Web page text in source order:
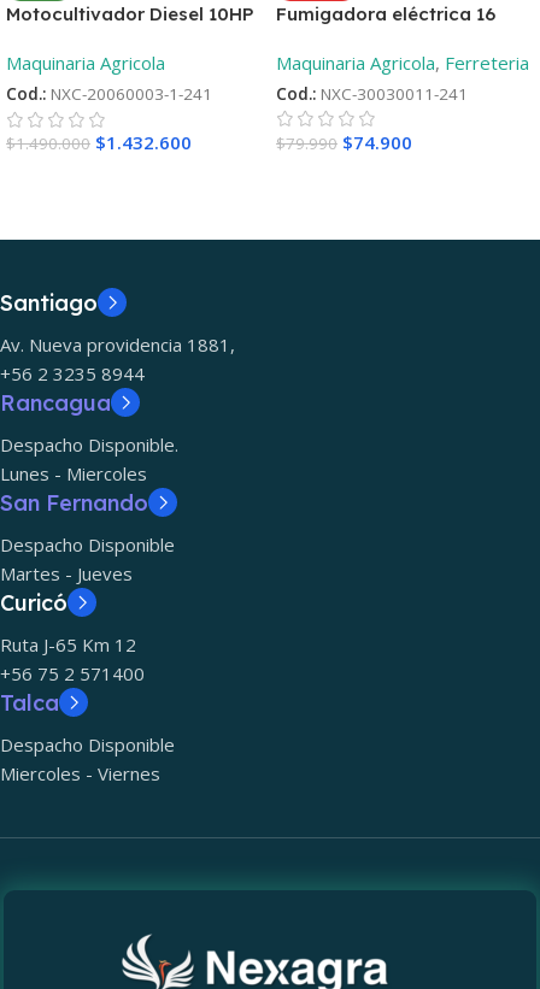
Motocultivador Diesel 10HP
lanzamiento! + 2°Repueto
Maquinaria Agricola
Cod.: NXC-20060003-1-241
$1.490.000 $1.432.600
Fumigadora eléctrica 16
Maquinaria Agricola, Ferreteria
Cod.: NXC-30030011-241
$79.990 $74.900
Santiago
Av. Nueva providencia 1881,
+56 2 3235 8944
Rancagua
Despacho Disponible.
Lunes - Miercoles
San Fernando
Despacho Disponible
Martes - Jueves
Curicó
Ruta J-65 Km 12
+56 75 2 571400
Talca
Despacho Disponible
Miercoles - Viernes